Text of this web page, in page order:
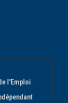
l'Emploi